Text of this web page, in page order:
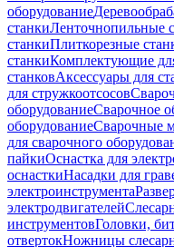
оборудование
станкиЛенточнопильные
станкиПлиткорезные
станкиКомплектующие
станковАксессуары для
для стружкоотсосов
оборудованиеСварочное
оборудованиеСварочные
для сварочного
пайкиОснастка для
оснасткиНасадки для
электроинструмента
электродвигателей
инструментовГоловки,
отвертокНожницы